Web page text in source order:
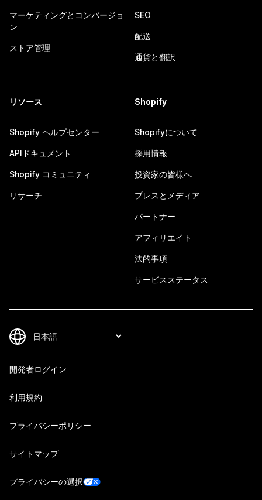
マーケティングとコンバージョ
ン
ストア管理
SEO
配送
通貨と翻訳
リソース
Shopify ヘルプセンター
APIドキュメント
Shopify コミュニティ
リサーチ
Shopify
Shopifyについて
採用情報
投資家の皆様へ
プレスとメディア
パートナー
アフィリエイト
法的事項
サービスステータス
開発者ログイン
利用規約
プライバシーポリシー
サイトマップ
プライバシーの選択